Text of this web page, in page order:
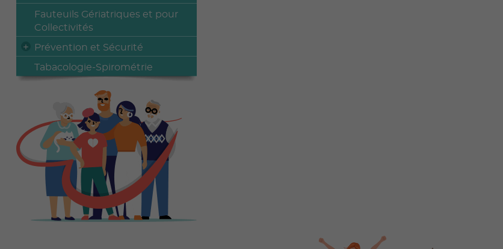
Fauteuils Gériatriques et pour
Collectivités
Prévention et Sécurité
Tabacologie-Spirométrie